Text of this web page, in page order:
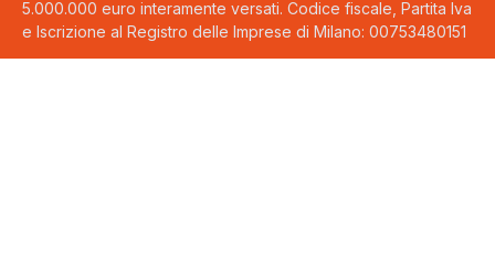
5.000.000 euro interamente versati. Codice fiscale, Partita Iva
e Iscrizione al Registro delle Imprese di Milano: 00753480151